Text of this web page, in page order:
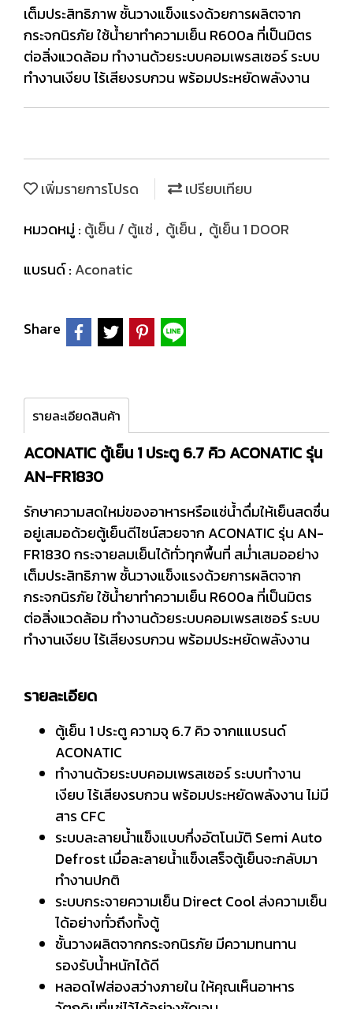
เต็มประสิทธิภาพ ชั้นวางแข็งแรงด้วยการผลิตจาก
กระจกนิรภัย ใช้น้ำยาทำความเย็น R600a ที่เป็นมิตร
ต่อสิ่งแวดล้อม ทำงานด้วยระบบคอมเพรสเซอร์ ระบบ
ทำงานเงียบ ไร้เสียงรบกวน พร้อมประหยัดพลังงาน
เพิ่มรายการโปรด
เปรียบเทียบ
หมวดหมู่ : ตู้เย็น / ตู้แช่ , ตู้เย็น , ตู้เย็น 1 DOOR
แบรนด์ : Aconatic
Share
รายละเอียดสินค้า
ACONATIC ตู้เย็น 1 ประตู 6.7 คิว ACONATIC รุ่น
AN-FR1830
รักษาความสดใหม่ของอาหารหรือแช่น้ำดื่มให้เย็นสดชื่น
อยู่เสมอด้วยตู้เย็นดีไซน์สวยจาก ACONATIC รุ่น AN-
FR1830 กระจายลมเย็นได้ทั่วทุกพื้นที่ สม่ำเสมออย่าง
เต็มประสิทธิภาพ ชั้นวางแข็งแรงด้วยการผลิตจาก
กระจกนิรภัย ใช้น้ำยาทำความเย็น R600a ที่เป็นมิตร
ต่อสิ่งแวดล้อม ทำงานด้วยระบบคอมเพรสเซอร์ ระบบ
ทำงานเงียบ ไร้เสียงรบกวน พร้อมประหยัดพลังงาน
รายละเอียด
ตู้เย็น 1 ประตู ความจุ 6.7 คิว จากแแบรนด์
ACONATIC
ทำงานด้วยระบบคอมเพรสเซอร์ ระบบทำงาน
เงียบ ไร้เสียงรบกวน พร้อมประหยัดพลังงาน ไม่มี
สาร CFC
ระบบละลายน้ำแข็งแบบกึ่งอัตโนมัติ Semi Auto
Defrost เมื่อละลายน้ำแข็งเสร็จตู้เย็นจะกลับมา
ทำงานปกติ
ระบบกระจายความเย็น Direct Cool ส่งความเย็น
ได้อย่างทั่วถึงทั้งตู้
ชั้นวางผลิตจากกระจกนิรภัย มีความทนทาน
รองรับน้ำหนักได้ดี
หลอดไฟส่องสว่างภายใน ให้คุณเห็นอาหาร